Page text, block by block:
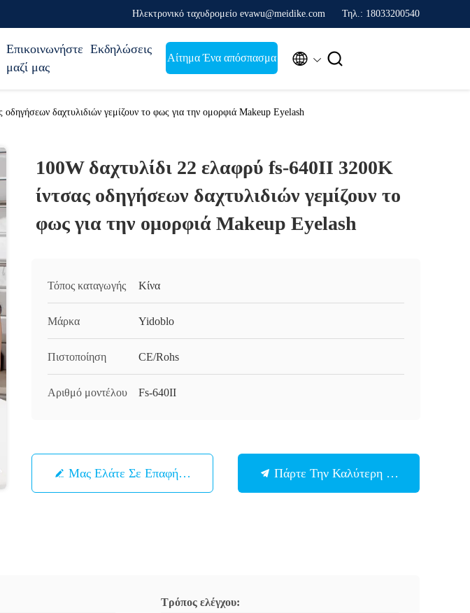
Ηλεκτρονικό ταχυδρομείο evawu@meidike.com Τηλ.: 18033200540
Επικοινωνήστε
μαζί μας
Εκδηλώσεις
Αίτημα Ένα απόσπασμα  
δαχτυλιδιών γεμίζουν το φως για την ομορφιά Makeup Eyelash
100W δαχτυλίδι 22 ελαφρύ fs-640II 3200K
ίντσας οδηγήσεων δαχτυλιδιών γεμίζουν το
φως για την ομορφιά Makeup Eyelash
Τόπος καταγωγής Κίνα
Μάρκα Yidoblo
Πιστοποίηση CE/Rohs
Αριθμό μοντέλου Fs-640II
Μας Ελάτε Σε Επαφή Με Πάρτε Την Καλύτερη Τιμή
Τρόπος ελέγχου: